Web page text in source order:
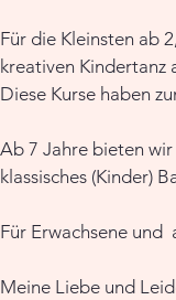
Für die Kleinsten ab
kreativen Kindertanz
Diese Kurse haben
Ab 7 Jahre bieten
klassisches (Kinder)
Für Erwachsene und
Meine Liebe und